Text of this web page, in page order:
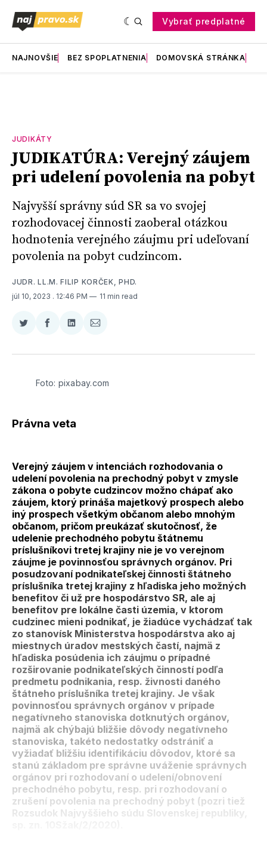
Vybrať predplatné
NAJNOVŠIE BEZ SPOPLATNENIA DOMOVSKÁ STRÁNKA
JUDIKÁTY
JUDIKATÚRA: Verejný záujem
pri udelení povolenia na pobyt
Najvyšší správny súd SR sa vo svojej
rozhodovacej činnosti zaoberal otázkou
hodnotenia verejného záujmu pri udeľovaní
povolenia na pobyt cudzincom.
JUDR. LL.M. FILIP KORČEK, PHD.
júl 10, 2023 . 12:46 PM 11 min read
Zdieľať
Twitter
Zdieľať
Facebooku
Zdieľať
LinkedIne
Zdieľať
E-
Foto: pixabay.com
Právna veta
Verejný záujem v intenciách rozhodovania o
udelení povolenia na prechodný pobyt v zmysle
zákona o pobyte cudzincov možno chápať ako
záujem, ktorý prináša majetkový prospech alebo
iný prospech všetkým občanom alebo mnohým
občanom, pričom preukázať skutočnosť, že
udelenie prechodného pobytu štátnemu
príslušníkovi tretej krajiny nie je vo verejnom
záujme je povinnosťou správnych orgánov. Pri
posudzovaní podnikateľskej činnosti štátneho
príslušníka tretej krajiny z hľadiska jeho možných
benefitov či už pre hospodárstvo SR, ale aj
benefitov pre lokálne časti územia, v ktorom
cudzinec mieni podnikať, je žiadúce vychádzať tak
zo stanovísk Ministerstva hospodárstva ako aj
miestnych úradov mestských častí, najmä z
hľadiska posúdenia ich záujmu o prípadné
rozširovanie podnikateľských činností podľa
predmetu podnikania, resp. živnosti daného
štátneho príslušníka tretej krajiny. Je však
povinnosťou správnych orgánov v prípade
negatívneho stanoviska dotknutých orgánov,
najmä ak chýbajú bližšie dôvody negatívneho
stanoviska, takéto nedostatky odstrániť a
vyžiadať bližšiu identifikáciu dôvodov, ktoré sa
stanú základom pre správne uváženie správnych
orgánov pri rozhodovaní o udelení/obnovení
prechodného pobytu, resp. pri rozhodovaní o
zrušení povolenia na prechodný pobyt (pozri tiež
Rozsudok Najvyššieho súdu Slovenskej republiky,